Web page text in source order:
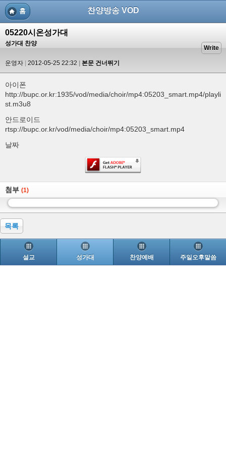
찬양방송 VOD
홈
05220시온성가대
성가대 찬양
운영자 2012-05-25 22:32 본문 건너뛰기
Write
아이폰
http://bupc.or.kr:1935/vod/media/choir/mp4:05203_smart.mp4/playli
st.m3u8
안드로이드
rtsp://bupc.or.kr/vod/media/choir/mp4:05203_smart.mp4
날짜
첨부 (1)
목록
설교 성가대 찬양예배 주일오후말씀